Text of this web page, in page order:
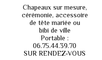
Chapeaux sur mesure,
cérémonie, accessoire
de tête mariée ou
bibi de ville
Portable :
06.75.44.39.70
SUR RENDEZ-VOUS